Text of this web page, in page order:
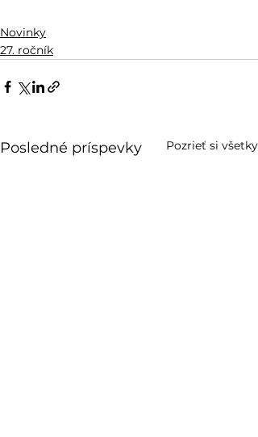
Novinky
27. ročník
Posledné príspevky Pozrieť si všetky